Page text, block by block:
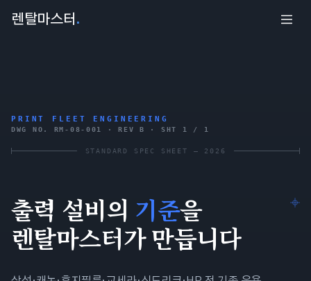
렌탈마스터 .
PRINT FLEET ENGINEERING
DWG NO. RM-08-001 · REV B · SHT 1 / 1
STANDARD SPEC SHEET — 2026
출력 설비의 기준을
렌탈마스터가 만듭니다